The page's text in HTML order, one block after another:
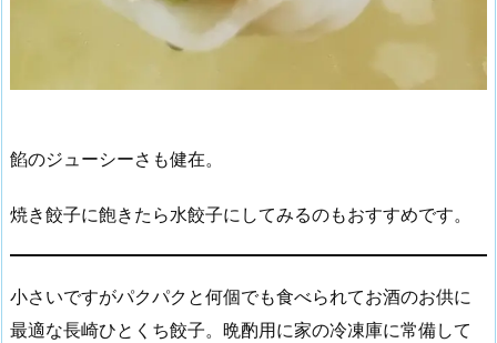
餡のジューシーさも健在。
焼き餃子に飽きたら水餃子にしてみるのもおすすめです。
小さいですがパクパクと何個でも食べられてお酒のお供に
最適な長崎ひとくち餃子。晩酌用に家の冷凍庫に常備して